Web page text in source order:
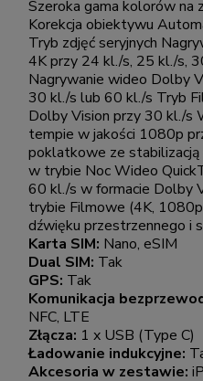
Szeroka gama kolorów na
Korekcja obiektywu
Tryb zdjęć seryjnych
4K przy 24 kl./s, 25 kl./s,
Nagrywanie wideo Dolby
30 kl./s lub 60 kl./s Tryb
Dolby Vision przy 30 kl./s
tempie w jakości 1080p
poklatkowe ze
w trybie Noc Wideo
60 kl./s w formacie Dolby
trybie Filmowe (4K,
dźwięku przestrzennego i
Karta SIM: Nano, eSIM
Dual SIM: Tak
GPS: Tak
Komunikacja
NFC, LTE
Złącza: 1 x USB (Type C)
Ładowanie indukcyjne:
Akcesoria w zestawie: